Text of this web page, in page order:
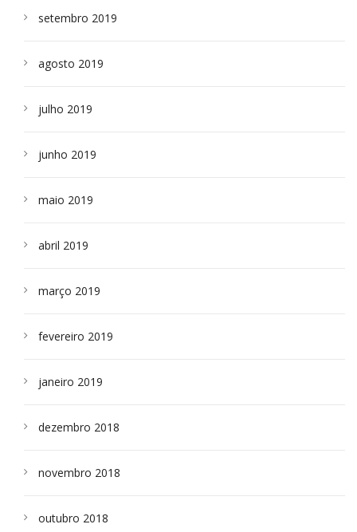
setembro 2019
agosto 2019
julho 2019
junho 2019
maio 2019
abril 2019
março 2019
fevereiro 2019
janeiro 2019
dezembro 2018
novembro 2018
outubro 2018